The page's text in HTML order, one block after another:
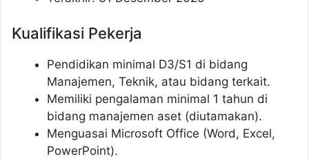
Kualifikasi Pekerja
Pendidikan minimal D3/S1 di bidang
Manajemen, Teknik, atau bidang terkait.
Memiliki pengalaman minimal 1 tahun di
bidang manajemen aset (diutamakan).
Menguasai Microsoft Office (Word, Excel,
PowerPoint).